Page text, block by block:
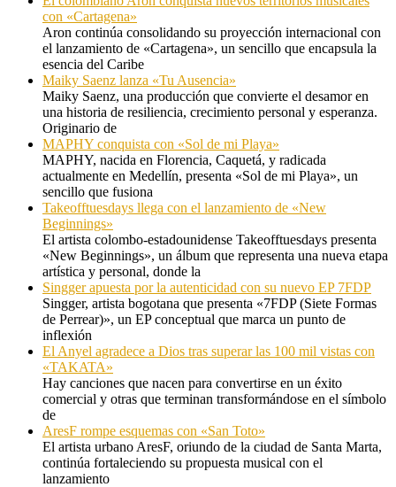
con «Cartagena»
Aron continúa consolidando su proyección internacional con
el lanzamiento de «Cartagena», un sencillo que encapsula la
esencia del Caribe
Maiky Saenz lanza «Tu Ausencia»
Maiky Saenz, una producción que convierte el desamor en
una historia de resiliencia, crecimiento personal y esperanza.
Originario de
MAPHY conquista con «Sol de mi Playa»
MAPHY, nacida en Florencia, Caquetá, y radicada
actualmente en Medellín, presenta «Sol de mi Playa», un
sencillo que fusiona
Takeofftuesdays llega con el lanzamiento de «New
Beginnings»
El artista colombo-estadounidense Takeofftuesdays presenta
«New Beginnings», un álbum que representa una nueva etapa
artística y personal, donde la
Singger apuesta por la autenticidad con su nuevo EP 7FDP
Singger, artista bogotana que presenta «7FDP (Siete Formas
de Perrear)», un EP conceptual que marca un punto de
inflexión
El Anyel agradece a Dios tras superar las 100 mil vistas con
«TAKATA»
Hay canciones que nacen para convertirse en un éxito
comercial y otras que terminan transformándose en el símbolo
de
AresF rompe esquemas con «San Toto»
El artista urbano AresF, oriundo de la ciudad de Santa Marta,
continúa fortaleciendo su propuesta musical con el
lanzamiento